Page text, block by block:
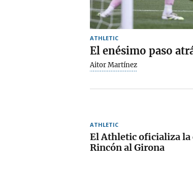
ATHLETIC
El enésimo paso
Aitor Martínez
ATHLETIC
El Athletic oficializa la
Rincón al Girona